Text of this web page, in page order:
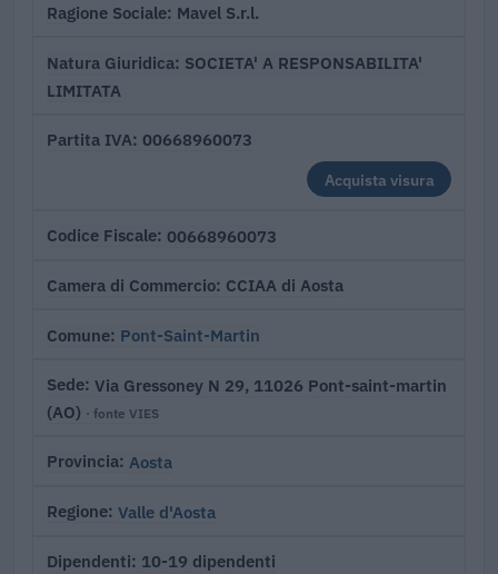
Ragione Sociale Mavel S.r.l.
Natura Giuridica SOCIETA' A RESPONSABILITA'
LIMITATA
Partita IVA 00668960073
Acquista visura
Codice Fiscale 00668960073
Camera di Commercio CCIAA di Aosta
Comune Pont-Saint-Martin
Sede Via Gressoney N 29, 11026 Pont-saint-martin
(AO) · fonte VIES
Provincia Aosta
Regione Valle d'Aosta
Dipendenti 10-19 dipendenti